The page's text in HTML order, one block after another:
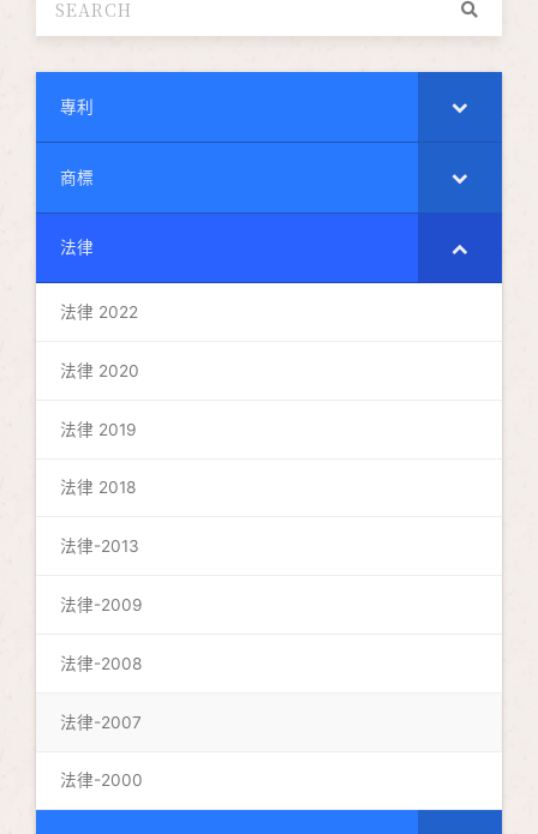
專利
商標
法律
法律 2022
法律 2020
法律 2019
法律 2018
法律-2013
法律-2009
法律-2008
法律-2007
法律-2000